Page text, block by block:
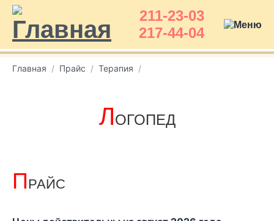
211-23-03
217-44-04
Главная Прайс Терапия
ЛОГОПЕД
ПРАЙС